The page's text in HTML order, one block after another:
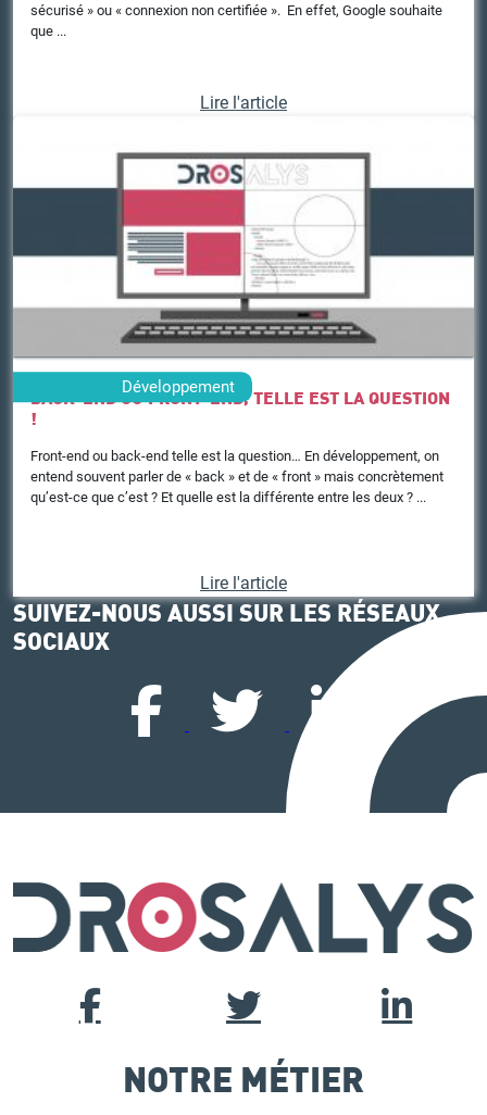
sécurisé » ou « connexion non certifiée ». En effet, Google souhaite
que ...
Lire l'article
Développement
BACK-END OU FRONT-END, TELLE EST LA QUESTION
!
Front-end ou back-end telle est la question… En développement, on
entend souvent parler de « back » et de « front » mais concrètement
qu’est-ce que c’est ? Et quelle est la différente entre les deux ? ...
Lire l'article
SUIVEZ-NOUS AUSSI SUR LES RÉSEAUX
SOCIAUX
NOTRE MÉTIER